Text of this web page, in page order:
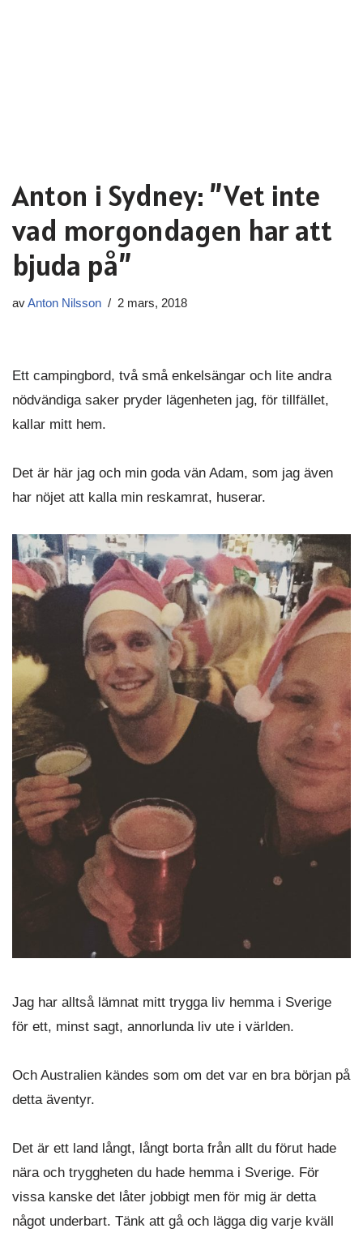
Anton i Sydney: ”Vet inte
vad morgondagen har att
bjuda på”
avAnton Nilsson 2 mars, 2018
Ett campingbord, två små enkelsängar och lite andra
nödvändiga saker pryder lägenheten jag, för tillfället,
kallar mitt hem.
Det är här jag och min goda vän Adam, som jag även
har nöjet att kalla min reskamrat, huserar.
Jag har alltså lämnat mitt trygga liv hemma i Sverige
för ett, minst sagt, annorlunda liv ute i världen.
Och Australien kändes som om det var en bra början på
detta äventyr.
Det är ett land långt, långt borta från allt du förut hade
nära och tryggheten du hade hemma i Sverige. För
vissa kanske det låter jobbigt men för mig är detta
något underbart. Tänk att gå och lägga dig varje kväll